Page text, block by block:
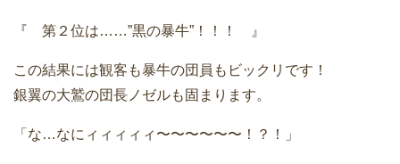
『 第２位は……”黒の暴牛”！！！ 』
この結果には観客も暴牛の団員もビックリです！
銀翼の大鷲の団長ノゼルも固まります。
「な…なにィィィィィ〜〜〜〜〜〜！？！」